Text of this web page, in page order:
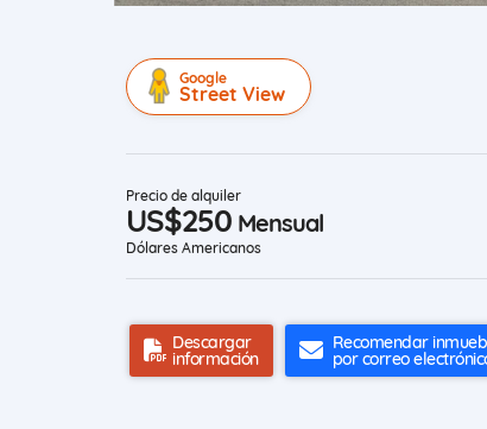
Google
Street View
Precio de alquiler
US$250 Mensual
Dólares Americanos
Descargar
información
Recomendar
por correo